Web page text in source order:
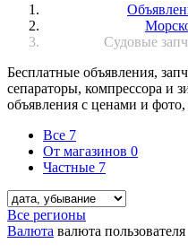
Судовые
Бесплатные объявления,
сепараторы, компрессора и
объявления с ценами и фото,
Все 7
От магазинов 0
Частные 7
Все регионы
Валюта валюта пользователя